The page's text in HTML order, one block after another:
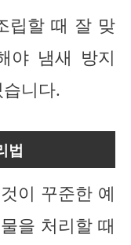
립할 때 잘 맞
야 냄새 방지
니다.
법
이 꾸준한 예
을 처리할 때